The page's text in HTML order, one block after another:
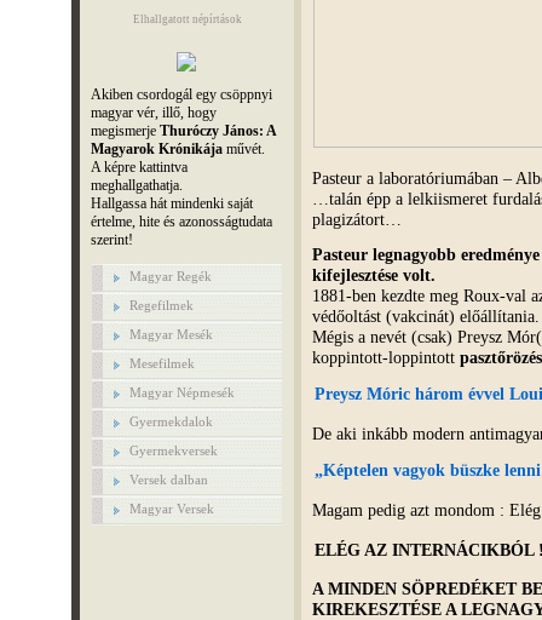
Elhallgatott népírtások
Akiben csordogál egy csöppnyi
magyar vér, illő, hogy
megismerjeThuróczy János: A
Magyarok Krónikája művét.
A képre kattintva
meghallgathatja.
Hallgassa hát mindenki saját
értelme, hite és azonosságtudata
szerint!
Magyar Regék
Regefilmek
Magyar Mesék
Mesefilmek
Magyar Népmesék
Gyermekdalok
Gyermekversek
Versek dalban
Magyar Versek
Pasteur a laboratóriumában –
…talán épp a lelkiismeret
plagizátort…
Pasteur legnagyobb
kifejlesztése volt.
1881-ben kezdte meg Roux-val
védőoltást (vakcinát) előállítania.
Mégis a nevét (csak)Preysz
koppintott-loppintottpasztőrözés
Preysz Móric három évvel
De aki inkább modern
„Képtelen vagyok büszke
Magam pedig azt mondom :
ELÉG AZ INTERNÁCIKBÓL
A MINDEN SÖPREDÉKET
KIREKESZTÉSE A